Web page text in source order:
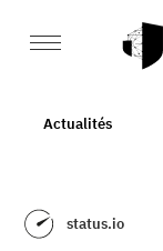
Actualités
status.io